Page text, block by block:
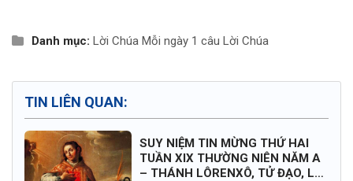
Danh mục: Lời Chúa Mỗi ngày 1 câu Lời Chúa
TIN LIÊN QUAN:
SUY NIỆM TIN MỪNG THỨ HAI
TUẦN XIX THƯỜNG NIÊN NĂM A
– THÁNH LÔRENXÔ, TỬ ĐẠO, LỄ